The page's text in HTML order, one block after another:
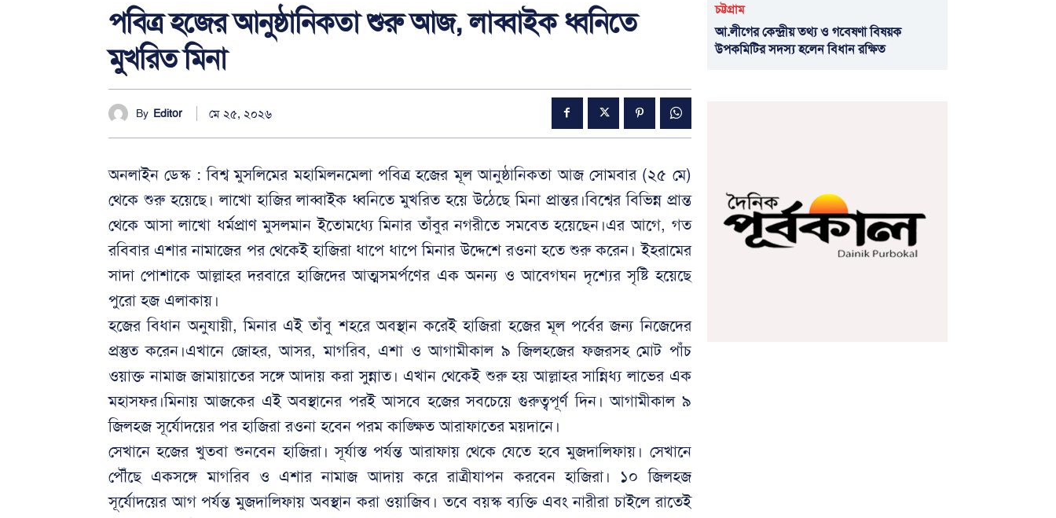
পবিত্র হজের আনুষ্ঠানিকতা শুরু আজ, লাব্বাইক ধ্বনিতে
মুখরিত মিনা
By Editor মে ২৫, ২০২৬
অনলাইন ডেস্ক : বিশ্ব মুসলিমের মহামিলনমেলা পবিত্র হজের মূল আনুষ্ঠানিকতা আজ সোমবার (২৫ মে)
থেকে শুরু হয়েছে। লাখো হাজির লাব্বাইক ধ্বনিতে মুখরিত হয়ে উঠেছে মিনা প্রান্তর।বিশ্বের বিভিন্ন প্রান্ত
থেকে আসা লাখো ধর্মপ্রাণ মুসলমান ইতোমধ্যে মিনার তাঁবুর নগরীতে সমবেত হয়েছেন।এর আগে, গত
রবিবার এশার নামাজের পর থেকেই হাজিরা ধাপে ধাপে মিনার উদ্দেশে রওনা হতে শুরু করেন। ইহরামের
সাদা পোশাকে আল্লাহর দরবারে হাজিদের আত্মসমর্পণের এক অনন্য ও আবেগঘন দৃশ্যের সৃষ্টি হয়েছে
পুরো হজ এলাকায়।
হজের বিধান অনুযায়ী, মিনার এই তাঁবু শহরে অবস্থান করেই হাজিরা হজের মূল পর্বের জন্য নিজেদের
প্রস্তুত করেন।এখানে জোহর, আসর, মাগরিব, এশা ও আগামীকাল ৯ জিলহজের ফজরসহ মোট পাঁচ
ওয়াক্ত নামাজ জামায়াতের সঙ্গে আদায় করা সুন্নাত। এখান থেকেই শুরু হয় আল্লাহর সান্নিধ্য লাভের এক
মহাসফর।মিনায় আজকের এই অবস্থানের পরই আসবে হজের সবচেয়ে গুরুত্বপূর্ণ দিন। আগামীকাল ৯
জিলহজ সূর্যোদয়ের পর হাজিরা রওনা হবেন পরম কাঙ্ক্ষিত আরাফাতের ময়দানে।
সেখানে হজের খুতবা শুনবেন হাজিরা। সূর্যাস্ত পর্যন্ত আরাফায় থেকে যেতে হবে মুজদালিফায়। সেখানে
পৌঁছে একসঙ্গে মাগরিব ও এশার নামাজ আদায় করে রাত্রীযাপন করবেন হাজিরা। ১০ জিলহজ
সূর্যোদয়ের আগ পর্যন্ত মুজদালিফায় অবস্থান করা ওয়াজিব। তবে বয়স্ক ব্যক্তি এবং নারীরা চাইলে রাতেই
চট্টগ্রাম
আ.লীগের কেন্দ্রীয় তথ্য ও গবেষণা বিষয়ক
উপকমিটির সদস্য হলেন বিধান রক্ষিত